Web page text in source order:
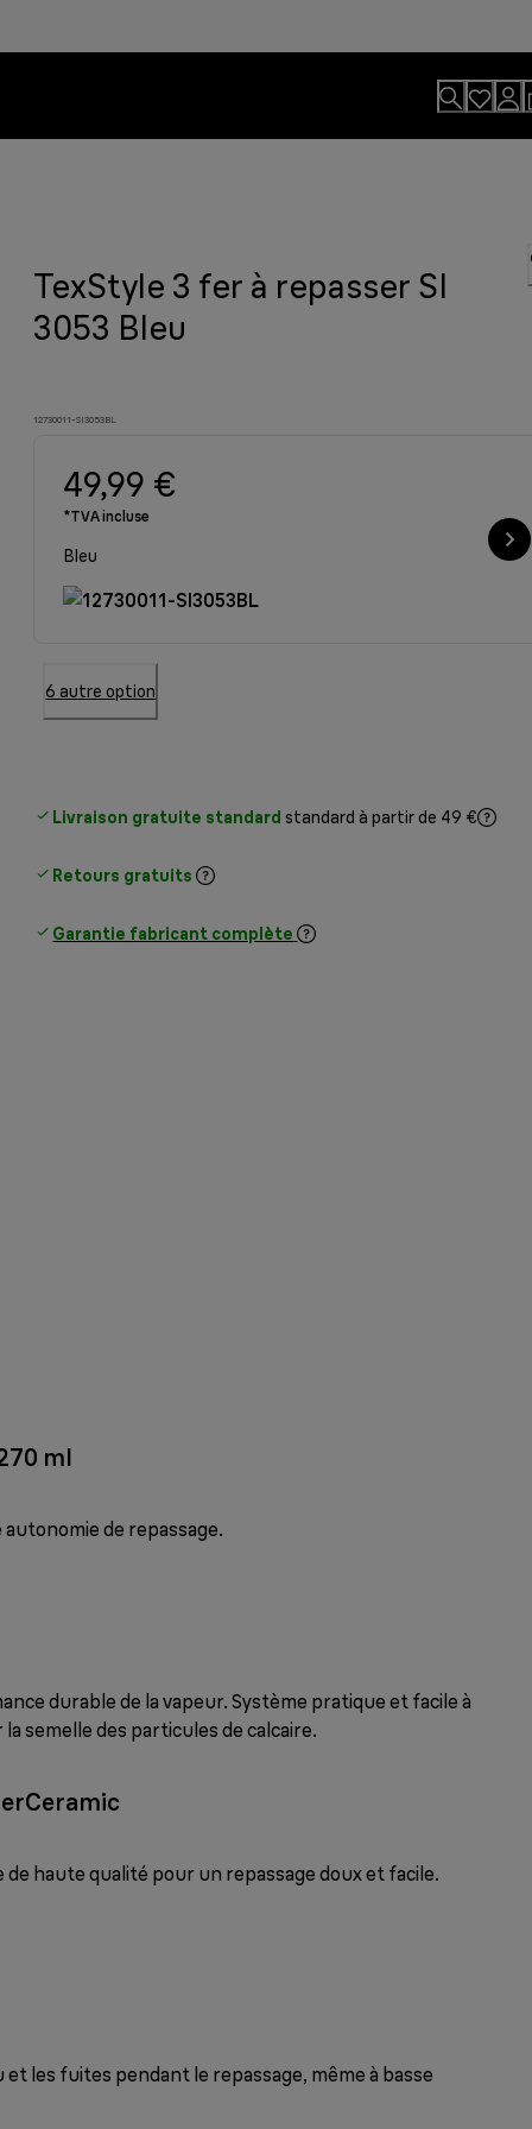
TexStyle 3 fer à repasser SI
3053 Bleu
12730011-SI3053BL
49,99 €
*TVA incluse
Bleu
6 autre option
Livraison gratuite standard standard à partir de 49 €
Retours gratuits
Garantie fabricant complète
ml
de repassage.
durable de la vapeur. Système pratique et facile à
semelle des particules de calcaire.
de haute qualité pour un repassage doux et facile.
et les fuites pendant le repassage, même à basse